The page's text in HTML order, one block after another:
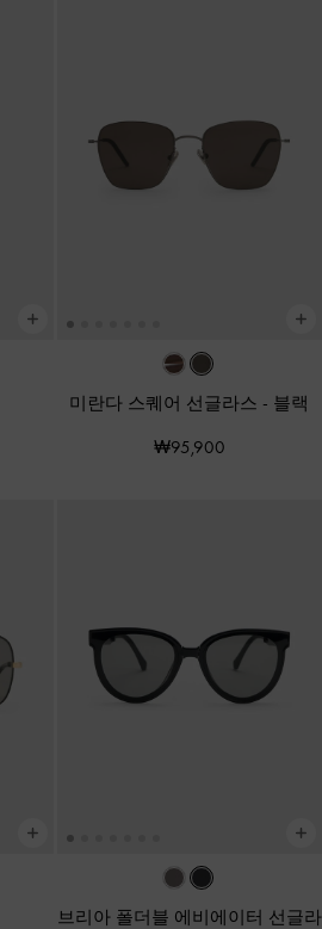
미란다 스퀘어 선글라스 - 블랙
₩95,900
브리아 폴더블 에비에이터 선글라